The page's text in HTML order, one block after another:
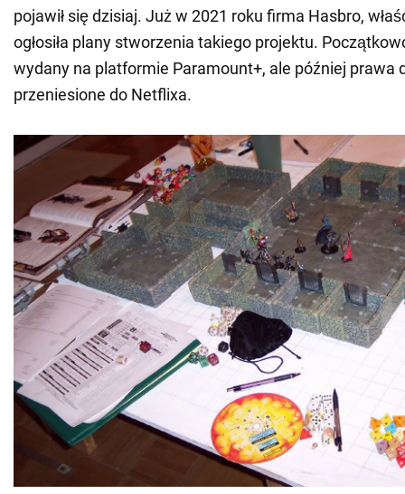
pojawił się dzisiaj. Już w 2021 roku firma Hasbro,
ogłosiła plany stworzenia takiego projektu.
wydany na platformie Paramount+, ale później prawa
przeniesione do Netflixa.